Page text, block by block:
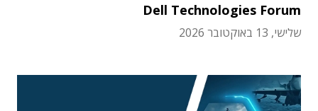
Dell Technologies Forum
שלישי, 13 באוקטובר 2026